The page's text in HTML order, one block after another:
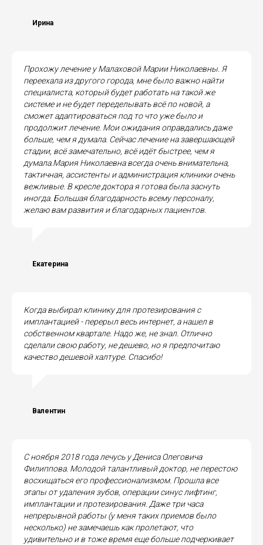
Ирина
Прохожу лечение у Малаховой Марии Николаевны. Я
переехала из другого города, мне было важно найти
специалиста, который будет работать на такой же
системе и не будет переделывать всё по новой, а
сможет адаптироваться под то что уже было и
продолжит лечение. Мои ожидания оправдались даже
больше, чем я думала. Сейчас лечение на завершающей
стадии, всё замечательно, всё идёт быстрее, чем я
думала.Мария Николаевна всегда очень внимательна,
тактичная, ассистенты и администрация клиники очень
вежливые. В кресле доктора я готова была заснуть
иногда. Большая благодарность всему персоналу,
желаю вам развития и благодарных пациентов.
Екатерина
Когда выбирал клинику для протезирования с
имплантацией - перерыл весь интернет, а нашел в
собственном квартале. Надо же, не знал. Отлично
сделали свою работу, не дешево, но я предпочитаю
качество дешевой халтуре. Спасибо!
Валентин
С ноября 2018 года лечусь у Дениса Олеговича
Филиппова. Молодой талантливый доктор, не перестою
восхищаться его профессионализмом. Прошла все
этапы от удаления зубов, операции синус лифтинг,
имплантации и протезирования. Даже три часа
непрерывной работы (у меня таких приемов было
несколько) не замечаешь как пролетают, что
удивительно и в тоже время еще больше подчеркивает